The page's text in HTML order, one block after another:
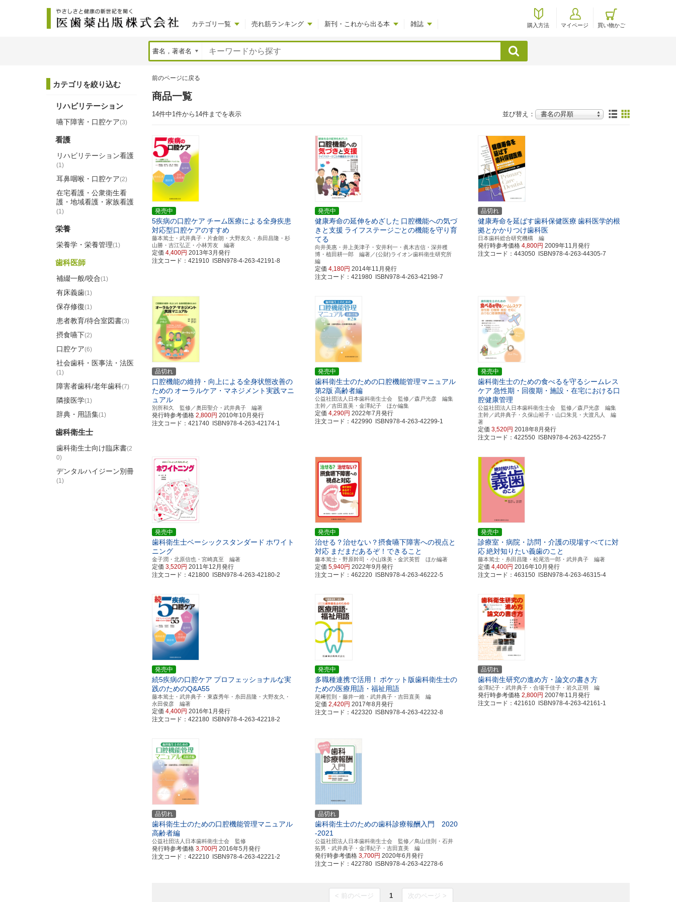
カテゴリ一覧 売れ筋ランキング 新刊・これから出る本 雑誌 購入方法 マイページ 買い物かご
検索
前のページに戻る
商品一覧
14件中1件から14件までを表示 並び替え：
発売中
5疾病の口腔ケア チーム医療による全身疾患
対応型口腔ケアのすすめ
藤本篤士・武井典子・片倉朗・大野友久・糸田昌隆・杉
山勝・吉江弘正・小林芳友 編著
定価 4,400円 2013年3月発行
注文コード：421910 ISBN978-4-263-42191-8
発売中
健康寿命の延伸をめざした 口腔機能への気づ
きと支援 ライフステージごとの機能を守り育
てる
向井美惠・井上美津子・安井利一・眞木吉信・深井穫
博・植田耕一郎 編著／(公財)ライオン歯科衛生研究所
編
定価4,180円 2014年11月発行
注文コード：421980 ISBN978-4-263-42198-7
品切れ
健康寿命を延ばす歯科保健医療 歯科医学的根
拠とかかりつけ歯科医
日本歯科総合研究機構 編
発行時参考価格4,800円 2009年11月発行
注文コード：443050 ISBN978-4-263-44305-7
品切れ
口腔機能の維持・向上による全身状態改善の
ための オーラルケア・マネジメント実践マニ
ュアル
別所和久 監修／奥田聖介・武井典子 編著
発行時参考価格 2,800円 2010年10月発行
注文コード：421740 ISBN978-4-263-42174-1
発売中
歯科衛生士のための口腔機能管理マニュアル
第2版 高齢者編
公益社団法人日本歯科衛生士会 監修／森戸光彦 編集
主幹／吉田直美・金澤紀子 ほか編集
定価4,290円 2022年7月発行
注文コード：422990 ISBN978-4-263-42299-1
発売中
歯科衛生士のための食べるを守るシームレス
ケア 急性期・回復期・施設・在宅における口
腔健康管理
公益社団法人日本歯科衛生士会 監修／森戸光彦 編集
主幹／武井典子・久保山裕子・山口朱見・大渡凡人 編
著
定価3,520円 2018年8月発行
注文コード：422550 ISBN978-4-263-42255-7
発売中
歯科衛生士ベーシックスタンダード ホワイト
ニング
金子潤・北原信也・宮崎真至 編著
定価 3,520円 2011年12月発行
注文コード：421800 ISBN978-4-263-42180-2
発売中
治せる？治せない？摂食嚥下障害への視点と
対応 まだまだあるぞ！できること
藤本篤士・野原幹司・小山珠美・金沢英哲 ほか編著
定価5,940円 2022年9月発行
注文コード：462220 ISBN978-4-263-46222-5
発売中
診療室・病院・訪問・介護の現場すべてに対
応 絶対知りたい義歯のこと
藤本篤士・糸田昌隆・松尾浩一郎・武井典子 編著
定価4,400円 2016年10月発行
注文コード：463150 ISBN978-4-263-46315-4
発売中
続5疾病の口腔ケア プロフェッショナルな実
践のためのQ&A55
藤本篤士・武井典子・東森秀年・糸田昌隆・大野友久・
永田俊彦 編著
定価 4,400円 2016年1月発行
注文コード：422180 ISBN978-4-263-42218-2
発売中
多職種連携で活用！ ポケット版歯科衛生士の
ための医療用語・福祉用語
尾﨑哲則・藤井一維・武井典子・吉田直美 編
定価2,420円 2017年8月発行
注文コード：422320 ISBN978-4-263-42232-8
品切れ
歯科衛生研究の進め方・論文の書き方
金澤紀子・武井典子・合場千佳子・岩久正明 編
発行時参考価格2,800円 2007年11月発行
注文コード：421610 ISBN978-4-263-42161-1
品切れ
歯科衛生士のための口腔機能管理マニュアル
高齢者編
公益社団法人日本歯科衛生士会 監修
発行時参考価格 3,700円 2016年5月発行
注文コード：422210 ISBN978-4-263-42221-2
品切れ
歯科衛生士のための歯科診療報酬入門 2020
-2021
公益社団法人日本歯科衛生士会 監修／鳥山佳則・石井
拓男・武井典子・金澤紀子・吉田直美 編
発行時参考価格3,700円 2020年6月発行
注文コード：422780 ISBN978-4-263-42278-6
< 前のページ 1 次のページ >
カテゴリを絞り込む
リハビリテーション
嚥下障害・口腔ケア(3)
看護
リハビリテーション看護
(1)
耳鼻咽喉・口腔ケア(2)
在宅看護・公衆衛生看
護・地域看護・家族看護
(1)
栄養
栄養学・栄養管理(1)
歯科医師
補綴一般/咬合(1)
有床義歯(1)
保存修復(1)
患者教育/待合室図書(3)
摂食嚥下(2)
口腔ケア(6)
社会歯科・医事法・法医
(1)
障害者歯科/老年歯科(7)
隣接医学(1)
辞典・用語集(1)
歯科衛生士
歯科衛生士向け臨床書(2
0)
デンタルハイジーン別冊
(1)